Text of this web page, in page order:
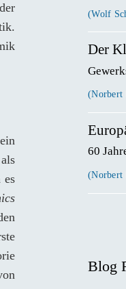
es
(Wolf
Der
(Norbert
60
(Norbert
Blog